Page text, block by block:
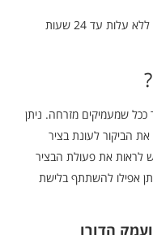
– ניתן לבטל ללא עלות עד 24 שעות
ככל שמעמיקים מזרחה. ניתן
הביקור לעונת בציר
לראות את פעולת הבציר
אפילו להשתתף בלישת
הדורו